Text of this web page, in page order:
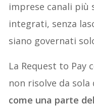
imprese canali più
integrati, senza
siano governati
La Request to Pay
non risolve da
come una parte